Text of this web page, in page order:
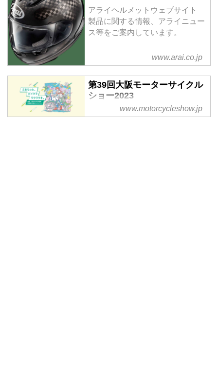
アライヘルメットウェブサイト
製品に関する情報、アライニュー
ス等をご案内しています。
www.arai.co.jp
第39回大阪モーターサイクル
ショー2023
第39回大阪モーターサイクルショ
www.motorcycleshow.jp